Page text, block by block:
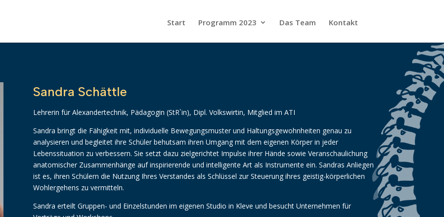
Start Programm 2023 Das Team Kontakt
Sandra Schättle
Lehrerin für Alexandertechnik, Pädagogin (StR`in), Dipl. Volkswirtin, Mitglied im ATI
Sandra bringt die Fähigkeit mit, individuelle Bewegungsmuster und Haltungsgewohnheiten genau zu
analysieren und begleitet ihre Schüler behutsam ihren Umgang mit dem eigenen Körper in jeder
Lebenssituation zu verbessern. Sie setzt dazu zielgerichtet Impulse ihrer Hände sowie Veranschaulichung
anatomischer Zusammenhänge auf inspirierende und intelligente Art als Instrumente ein. Sandras Anliegen
ist es, ihren Schülern die Nutzung Ihres Verstandes als Schlüssel zur Steuerung ihres geistig-körperlichen
Wohlergehens zu vermitteln.
Sandra erteilt Gruppen- und Einzelstunden im eigenen Studio in Kleve und besucht Unternehmen für